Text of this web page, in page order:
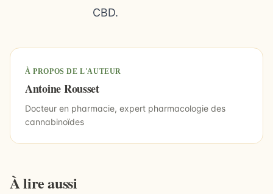
CBD.
À PROPOS DE L'AUTEUR
Antoine Rousset
Docteur en pharmacie, expert pharmacologie des
cannabinoïdes
À lire aussi